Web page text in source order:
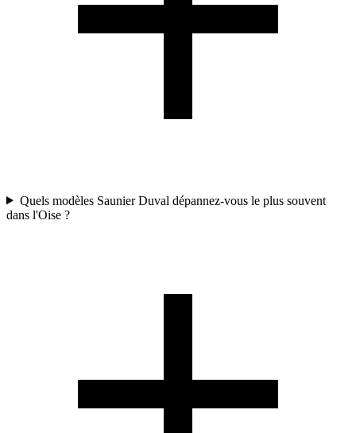
Quels modèles Saunier Duval dépannez-vous le plus souvent
dans l'Oise ?